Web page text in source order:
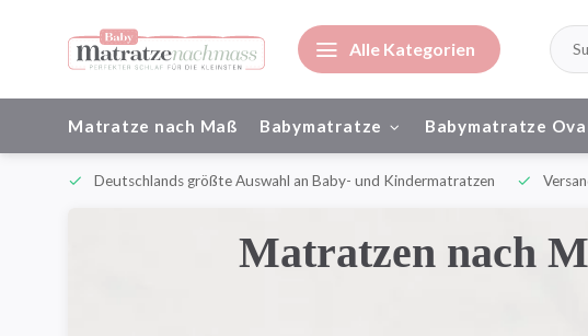
Alle Kategorien
Matratze nach Maß Babymatratze Babymatratze
Deutschlands größte Auswahl an Baby- und Kindermatratzen
Matratzen nach